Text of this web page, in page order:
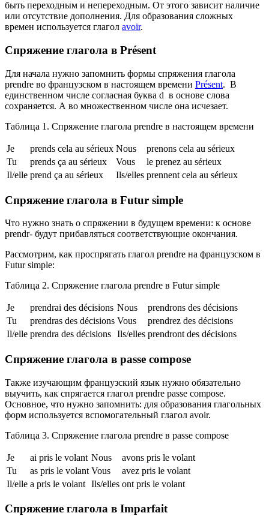
быть переходным и непереходным. От этого зависит наличие
или отсутствие дополнения. Для образования сложных
времен используется глагол avoir.
Спряжение глагола в Présent
Для начала нужно запомнить формы спряжения глагола
prendre во французском в настоящем времени Présent. В
единственном числе согласная буква d в основе слова
сохраняется. А во множественном числе она исчезает.
Таблица 1. Спряжение глагола prendre в настоящем времени
Je prends cela au sérieux Nous
prenons cela au sérieux
Tu
prends ça au sérieux Vous
le prenez au sérieux
Il/elle prend ça au sérieux Ils/elles prennent cela au sérieux
Спряжение глагола в Futur simple
Что нужно знать о спряжении в будущем времени: к основе
prendr- будут прибавляться соответствующие окончания.
Рассмотрим, как проспрягать глагол prendre на французском в
Futur simple:
Таблица 2. Спряжение глагола prendre в Futur simple
Je prendrai des décisions Nous
prendrons des décisions
Tu
prendras des décisions Vous
prendrez des décisions
Il/elle prendra des décisions Ils/elles prendront des décisions
Спряжение глагола в passe compose
Также изучающим французский язык нужно обязательно
выучить, как спрягается глагол prendre passe compose.
Основное, что нужно запомнить: для образования глагольных
форм используется вспомогательный глагол avoir.
Таблица 3. Спряжение глагола prendre в passe compose
Je ai pris le volant Nous
avons pris le volant
Tu
as pris le volant Vous
avez pris le volant
Il/elle a pris le volant Ils/elles ont pris le volant
Спряжение глагола в Imparfait